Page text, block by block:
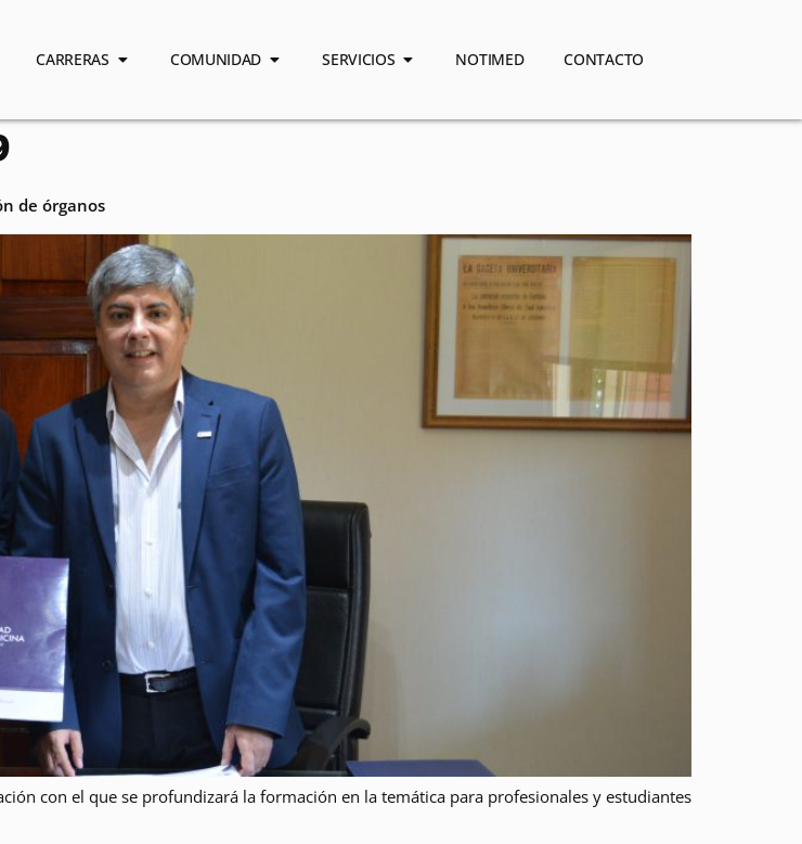
CARRERAS COMUNIDAD SERVICIOS NOTIMED CONTACTO
de órganos
con el que se profundizará la formación en la temática para profesionales y estudiantes